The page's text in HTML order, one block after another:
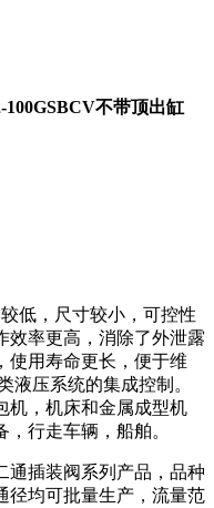
不带顶出缸
低，尺寸较小，可控性
效率更高，消除了外泄露
使用寿命更长，便于维
液压系统的集成控制。
机，机床和金属成型机
行走车辆，船舶。
通插装阀系列产品，品种
径均可批量生产，流量范